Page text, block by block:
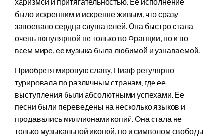
было искренним и искренне живым, что сразу
завоевало сердца слушателей. Она быстро стала
очень популярной не только во Франции, но и во
всем мире, ее музыка была любимой и узнаваемой.
Приобретя мировую славу, Пиаф регулярно
турировала по различным странам, где ее
выступления были абсолютными успехами. Ее
песни были переведены на несколько языков и
продавались миллионами копий. Она стала не
только музыкальной иконой, но и символом свободы